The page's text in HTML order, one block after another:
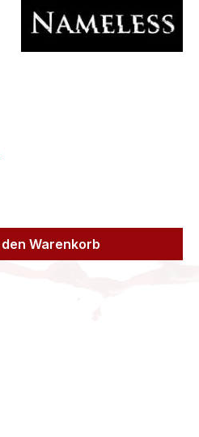
Wert
den Warenkorb